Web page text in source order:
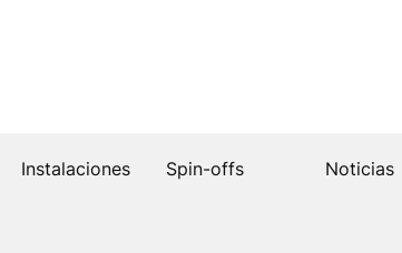
Instalaciones Spin-offs Noticias